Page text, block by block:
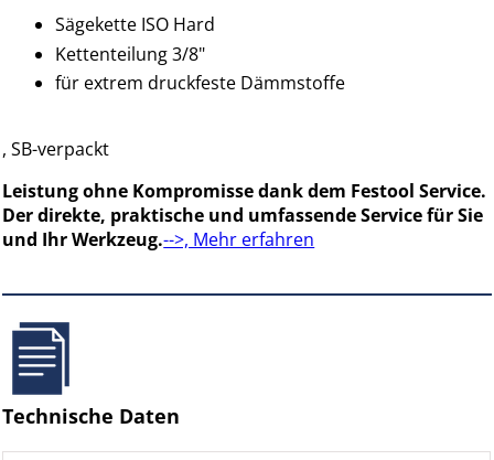
Sägekette ISO Hard
Kettenteilung 3/8"
für extrem druckfeste Dämmstoffe
, SB-verpackt
Leistung ohne Kompromisse dank dem Festool Service.
Der direkte, praktische und umfassende Service für Sie
und Ihr Werkzeug.-->, Mehr erfahren
Technische Daten